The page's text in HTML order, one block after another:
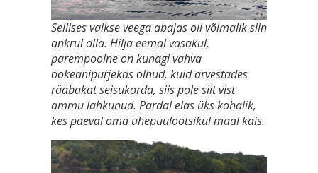
Sellises vaikse veega abajas oli võimalik siin
ankrul olla. Hilja eemal vasakul,
parempoolne on kunagi vahva
ookeanipurjekas olnud, kuid arvestades
rääbakat seisukorda, siis pole siit vist
ammu lahkunud. Pardal elas üks kohalik,
kes päeval oma ühepuulootsikul maal käis.